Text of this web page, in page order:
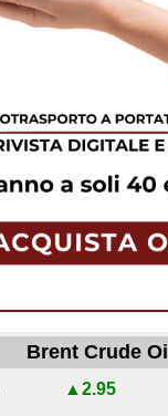
Brent Crude Oil
▲2.95